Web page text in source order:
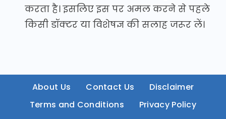
करता है। इसलिए इस पर अमल करने से पहले
किसी डॉक्टर या विशेषज्ञ की सलाह जरूर लें।
About Us Contact Us
Disclaimer
Terms and Conditions
Privacy Policy